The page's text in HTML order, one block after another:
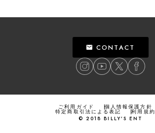
CONTACT
ご利用ガイド 個人情報保護方針
特定商取引法による表記
利用規約
© 2018 BILLY’S ENT